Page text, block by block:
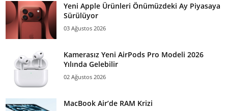
Yeni Apple Ürünleri Önümüzdeki Ay Piyasaya
Sürülüyor
03 Ağustos 2026
Kamerasız Yeni AirPods Pro Modeli 2026
Yılında Gelebilir
02 Ağustos 2026
MacBook Air’de RAM Krizi